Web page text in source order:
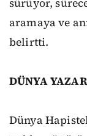
sürüyor,
aramaya ve
belirtti.
DÜNYA
Dünya